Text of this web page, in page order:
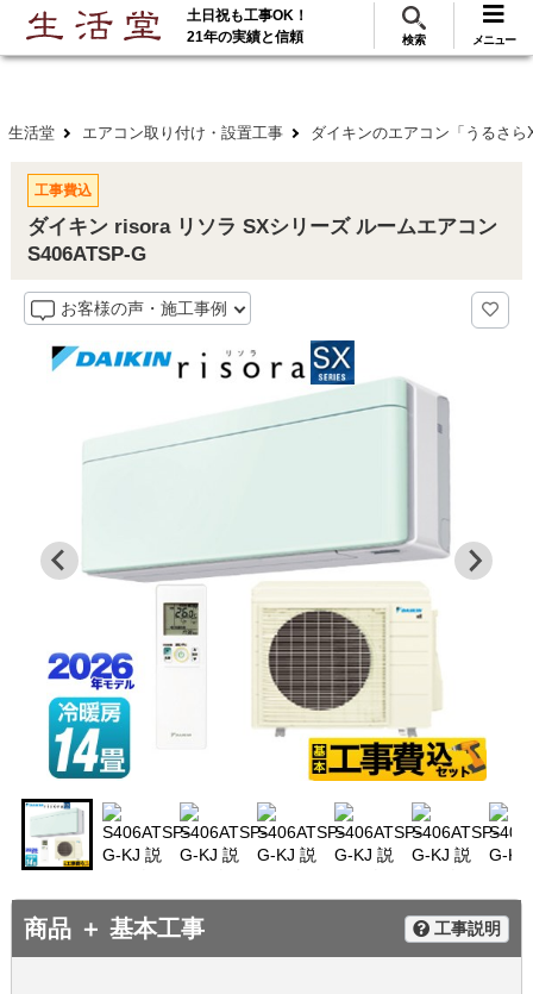
ご利用 288万･工事実績117万件! 無料見積
土日祝も工事OK！
21年の実績と信頼
検索 メニュー
生活堂 エアコン取り付け・設置工事 ダイキンのエアコン「うるさ
工事費込
ダイキン risora リソラ SXシリーズ ルームエアコン
S406ATSP-G
お客様の声・施工事例
商品 ＋ 基本工事 工事説明